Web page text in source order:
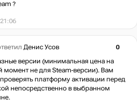
?
Денис Усов
0
версии (минимальная цена на
момент не для Steam-версии). Вам
платформу активации перед
непосредственно в выбранном